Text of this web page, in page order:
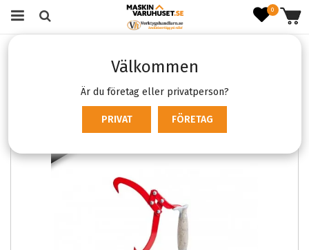
0
Välkommen
Är du företag eller privatperson?
PRIVAT FÖRETAG
SLUTSÅLD